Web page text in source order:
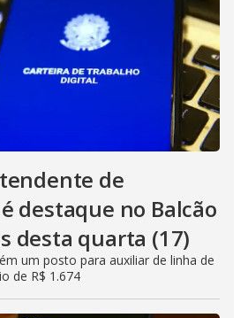
de
destaque no Balcão
desta quarta (17)
um posto para auxiliar de linha de
de R$ 1.674